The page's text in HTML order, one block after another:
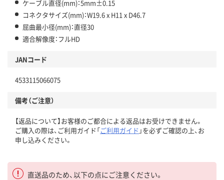
ケーブル直径(mm)：5mm±0.15
コネクタサイズ(mm)：W19.6 x H11 x D46.7
屈曲最小径(mm)：直径30
適合解像度：フルHD
JANコード
4533115066075
備考（ご注意）
【返品について】お客様のご都合による返品はお受けできません。
ご購入の際は、ご利用ガイド「ご利用ガイド 」を必ずご確認の上、お
申し込みください。
直送品のため、以下の点にご注意ください。